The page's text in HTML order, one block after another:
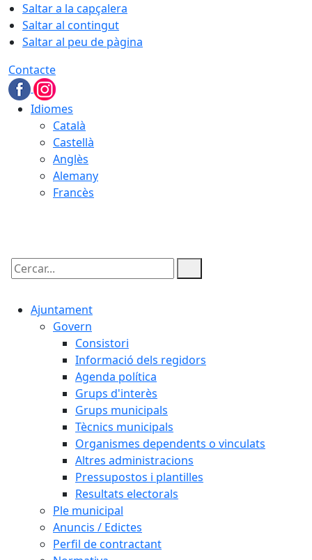
Saltar a la capçalera
Saltar al contingut
Saltar al peu de pàgina
Contacte
Idiomes
Català
Castellà
Anglès
Alemany
Francès
Cercar:
Ajuntament
Govern
Consistori
Informació dels regidors
Agenda política
Grups d'interès
Grups municipals
Tècnics municipals
Organismes dependents o vinculats
Altres administracions
Pressupostos i plantilles
Resultats electorals
Ple municipal
Anuncis / Edictes
Perfil de contractant